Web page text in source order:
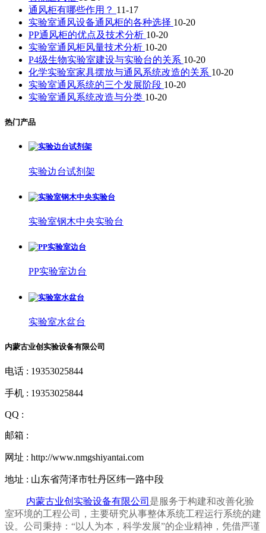
通风柜有哪些作用？ 11-17
实验室通风设备通风柜的各种选择 10-20
PP通风柜的优点及技术分析 10-20
实验室通风柜风量技术分析 10-20
P4级生物实验室建设与实验台的关系 10-20
化学实验室家具摆放与通风系统改造的关系 10-20
实验室通风系统的三个发展阶段 10-20
实验室通风系统改造与分类 10-20
热门产品
实验边台试剂架
实验室钢木中央实验台
PP实验室边台
实验室水盆台
内蒙古业创实验设备有限公司
电话 : 19353025844
手机 : 19353025844
QQ :
邮箱 :
网址 : http://www.nmgshiyantai.com
地址 : 山东省菏泽市牡丹区纬一路中段
内蒙古业创实验设备有限公司 是服务于构建和改善化验
室环境的工程公司，主要研究从事整体系统工程运行系统的建
设。公司秉持：“以人为本，科学发展”的企业精神，凭借严谨